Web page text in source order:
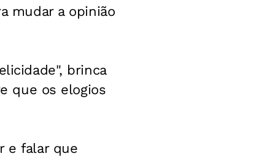
mudar a opinião
brinca
que os elogios
e falar que